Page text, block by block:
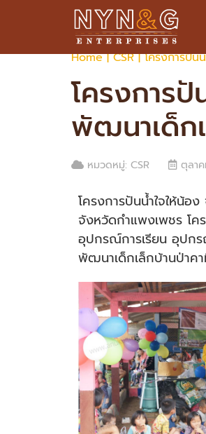
LINE : @anukultraffic
Home|CSR|โครงการปั
โครงการ
พัฒนาเด็ก
หมวดหมู่: CSR ตุลา
โครงการปันน้ำใจให้น้
จังหวัดกำแพงเพชร โค
อุปกรณ์การเรียน อุปกร
พัฒนาเด็กเล็กบ้านป่าคา